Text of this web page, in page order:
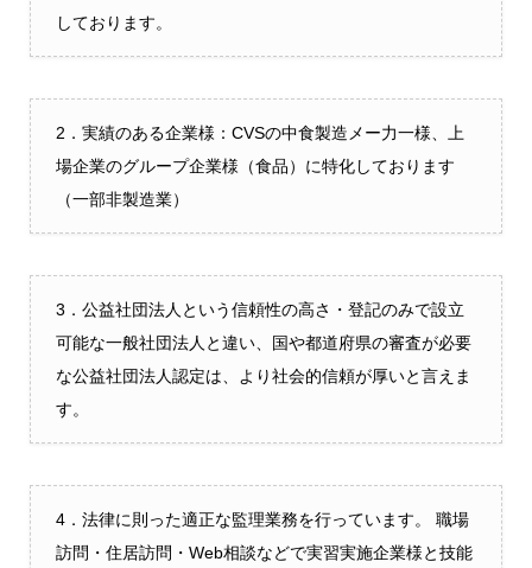
しております。
2．実績のある企業様：CVSの中食製造メー力一様、上
場企業のグループ企業様（食品）に特化しております
（一部非製造業）
3．公益社団法人という信頼性の高さ・登記のみで設立
可能な一般社団法人と違い、国や都道府県の審査が必要
な公益社団法人認定は、より社会的信頼が厚いと言えま
す。
4．法律に則った適正な監理業務を行っています。 職場
訪問・住居訪問・Web相談などで実習実施企業様と技能